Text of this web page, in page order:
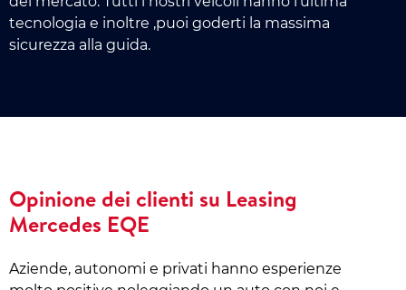
tecnologia e inoltre ,puoi goderti la massima
sicurezza alla guida.
Opinione dei clienti su Leasing
Mercedes EQE
Aziende, autonomi e privati hanno esperienze